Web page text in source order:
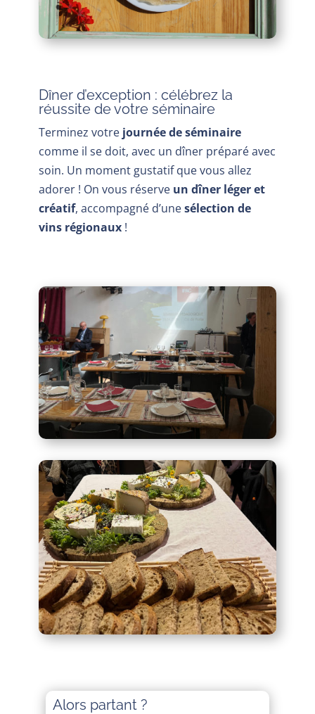
Dîner d’exception : célébrez la
réussite de votre séminaire
Terminez votre journée de séminaire
comme il se doit, avec un dîner préparé avec
soin. Un moment gustatif que vous allez
adorer ! On vous réserve un dîner léger et
créatif, accompagné d’unesélection de
vins régionaux!
Alors partant ?